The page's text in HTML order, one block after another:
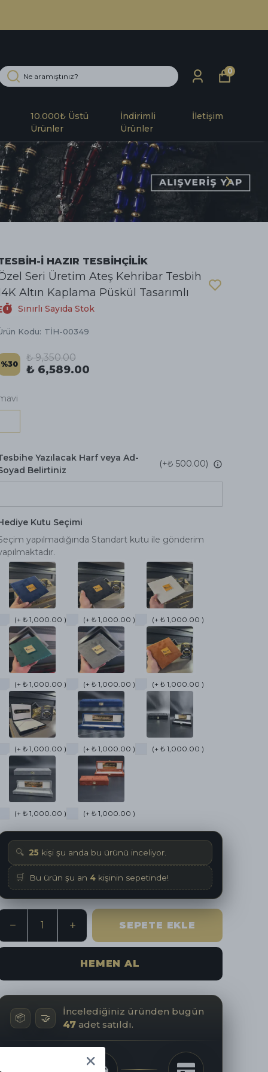
10.000₺ Üstü
Ürünler
İndirimli
Ürünler
İletişim
0
İ HAZIR TESBİHÇİLİK
Seri Üretim Ateş Kehribar Tesbih
Altın Kaplama Püskül Tasarımlı
Sınırlı Sayıda Stok
Kodu: TİH-00349
%30
₺ 9,350.00
₺ 6,589.00
Yazılacak Harf veya Ad-
Belirtiniz
(+₺ 500.00)
Kutu Seçimi
yapılmadığında Standart kutu ile gönderim
(+ ₺ 1,000.00 ) (+ ₺ 1,000.00 ) (+ ₺ 1,000.00 )
(+ ₺ 1,000.00 ) (+ ₺ 1,000.00 ) (+ ₺ 1,000.00 )
(+ ₺ 1,000.00 ) (+ ₺ 1,000.00 ) (+ ₺ 1,000.00 )
(+ ₺ 1,000.00 ) (+ ₺ 1,000.00 )
🔍 25 kişi şu anda bu ürünü inceliyor.
🛒 Bu ürün şu an 4 kişinin sepetinde!
SEPETE EKLE
HEMEN AL
📦 🤝
İncelediğiniz üründen bugün
47 adet satıldı.